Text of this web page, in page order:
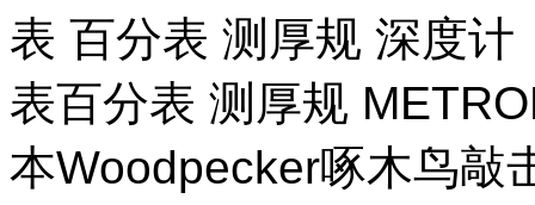
表 百分表 测厚规 深度
表百分表 测厚规
本Woodpecker啄木鸟敲